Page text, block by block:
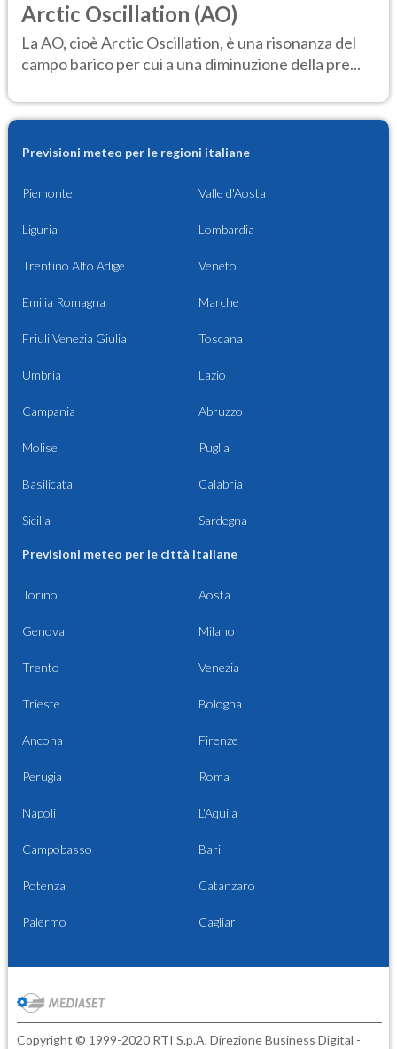
Arctic Oscillation (AO)
La AO, cioè Arctic Oscillation, è una risonanza del
campo barico per cui a una diminuzione della pre...
Previsioni meteo per le regioni italiane
Piemonte Valle d'Aosta
Liguria Lombardia
Trentino Alto Adige Veneto
Emilia Romagna Marche
Friuli Venezia Giulia Toscana
Umbria Lazio
Campania Abruzzo
Molise Puglia
Basilicata Calabria
Sicilia Sardegna
Previsioni meteo per le città italiane
Torino Aosta
Genova Milano
Trento Venezia
Trieste Bologna
Ancona Firenze
Perugia Roma
Napoli L'Aquila
Campobasso Bari
Potenza Catanzaro
Palermo Cagliari
Copyright © 1999-2020 RTI S.p.A. Direzione Business Digital -